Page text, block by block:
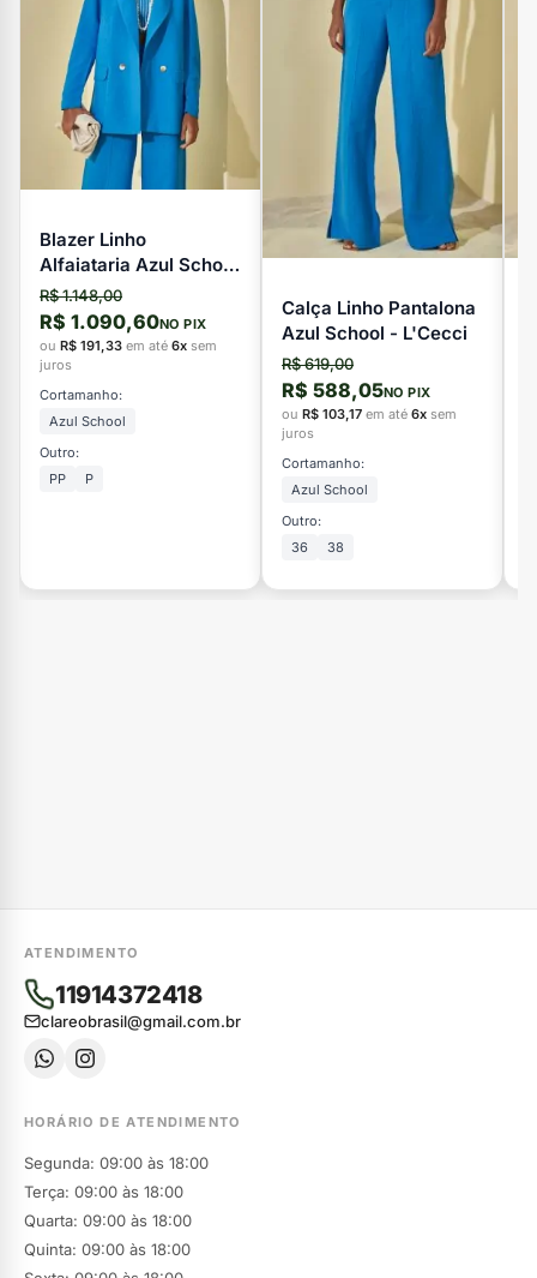
Blazer Linho
Alfaiataria Azul School
- L'Cecci
R$ 1.148,00
R$ 1.090,60NO PIX
ou R$ 191,33 em até 6x sem
juros
Cortamanho:
Azul School
Outro:
PP
P
Calça Linho Pantalona
Azul School - L'Cecci
R$ 619,00
R$ 588,05NO PIX
ou R$ 103,17 em até 6x sem
juros
Cortamanho:
Azul School
Outro:
36
38
ATENDIMENTO
11914372418
clareobrasil@gmail.com.br
HORÁRIO DE ATENDIMENTO
Segunda: 09:00 às 18:00
Terça: 09:00 às 18:00
Quarta: 09:00 às 18:00
Quinta: 09:00 às 18:00